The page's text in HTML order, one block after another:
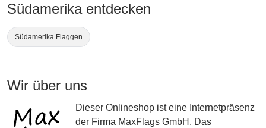
Südamerika entdecken
Südamerika Flaggen
Wir über uns
Dieser Onlineshop ist eine Internetpräsenz
der Firma MaxFlags GmbH. Das